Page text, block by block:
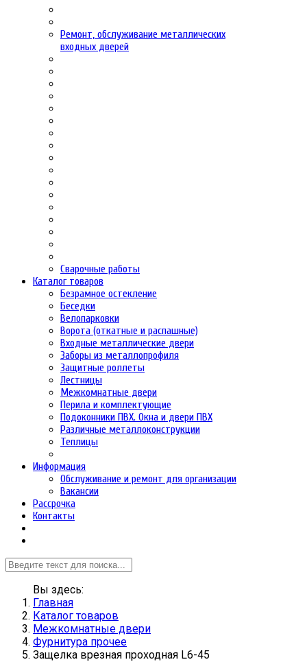
Ремонт, обслуживание металлических
входных дверей
Сварочные работы
Каталог товаров
Безрамное остекление
Беседки
Велопарковки
Ворота (откатные и распашные)
Входные металлические двери
Заборы из металлопрофиля
Защитные роллеты
Лестницы
Межкомнатные двери
Перила и комплектующие
Подоконники ПВХ. Окна и двери ПВХ
Различные металлоконструкции
Теплицы
Информация
Обслуживание и ремонт для организации
Вакансии
Рассрочка
Контакты
Вы здесь:
Главная
Каталог товаров
Межкомнатные двери
Фурнитура прочее
Защелка врезная проходная L6-45